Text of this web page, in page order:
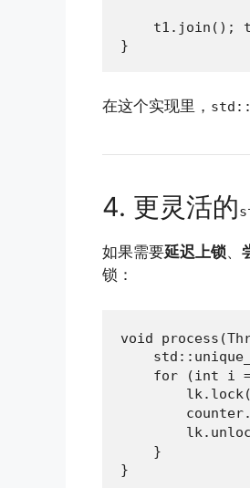
t1.join();
}
在这个实现里，
4. 更灵活的
如果需要延迟上锁、
锁：
void
for (int i
    }
}